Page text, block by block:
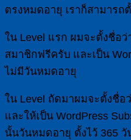
ตรงหมดอายุ เราก็สามารถ
ใน Level แรก ผมจะตั้งชื่อ
สมาชิกฟรีครับ และเป็น
ไม่มีวันหมดอายุ
ใน Level ถัดมาผมจะตั้งชื่อ
และให้เป็น WordPress
นั้นวันหมดอายุ ตั้งไว้ 365